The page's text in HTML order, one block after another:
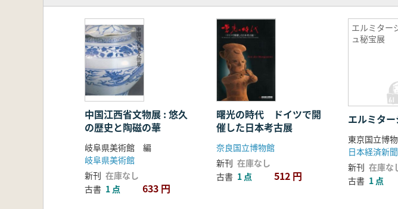
中国江西省文物展 : 悠久
の歴史と陶磁の華
岐阜県美術館 編
岐阜県美術館
新刊 在庫なし
古書 1 点 633 円
曙光の時代 ドイツで開
催した日本考古展
奈良国立博物館
新刊 在庫なし
古書 1 点 512 円
エルミター
ュ秘宝展
エルミタ
日本経済新
新刊 在庫な
古書 1 点